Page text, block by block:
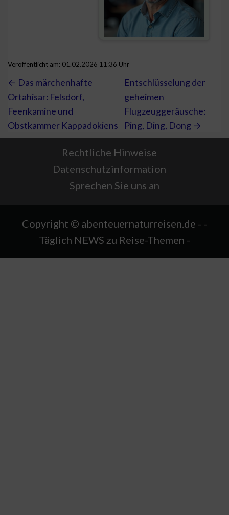
Veröffentlicht am: 01.02.2026 11:36 Uhr
← Das märchenhafte
Ortahisar: Felsdorf,
Feenkamine und
Obstkammer Kappadokiens
Entschlüsselung der
geheimen
Flugzeuggeräusche:
Ping, Ding, Dong →
Rechtliche Hinweise
Datenschutzinformation
Sprechen Sie uns an
Copyright © abenteuernaturreisen.de - -
Täglich NEWS zu Reise-Themen -